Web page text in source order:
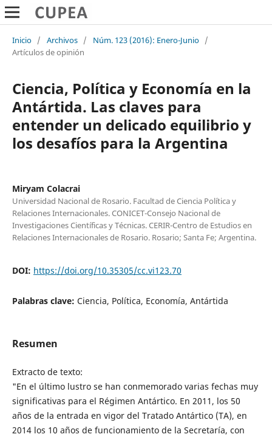
Inicio / Archivos / Núm. 123 (2016): Enero-Junio /
Artículos de opinión
Ciencia, Política y Economía en la
Antártida. Las claves para
entender un delicado equilibrio y
los desafíos para la Argentina
Miryam Colacrai
Universidad Nacional de Rosario. Facultad de Ciencia Política y
Relaciones Internacionales. CONICET-Consejo Nacional de
Investigaciones Científicas y Técnicas. CERIR-Centro de Estudios en
Relaciones Internacionales de Rosario. Rosario; Santa Fe; Argentina.
DOI: https://doi.org/10.35305/cc.vi123.70
Palabras clave: Ciencia, Política, Economía, Antártida
Resumen
Extracto de texto:
"En el último lustro se han conmemorado varias fechas muy
significativas para el Régimen Antártico. En 2011, los 50
años de la entrada en vigor del Tratado Antártico (TA), en
2014 los 10 años de funcionamiento de la Secretaría, con